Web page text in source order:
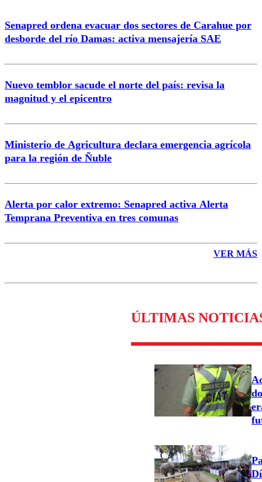
Correo
Senapred ordena evacuar dos sectores de Carahue por
desborde del río Damas: activa mensajería SAE
Nuevo temblor sacude el norte del país: revisa la
magnitud y el epicentro
Ministerio de Agricultura declara emergencia agrícola
para la región de Ñuble
Alerta por calor extremo: Senapred activa Alerta
Temprana Preventiva en tres comunas
VER MÁS
ÚLTIMAS